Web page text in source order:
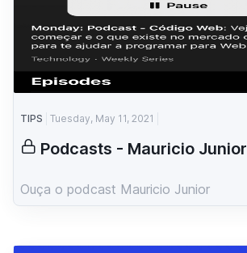
TIPS Tuesday, May 11, 2021
Podcasts - Mauricio Junior
Ouça o podcast Mauricio Junior